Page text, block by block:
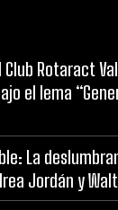
Rotaract
el lema
La
Jordán y